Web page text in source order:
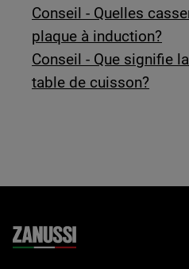
Conseil - Quelles
plaque à induction?
Conseil - Que signifie
table de cuisson?